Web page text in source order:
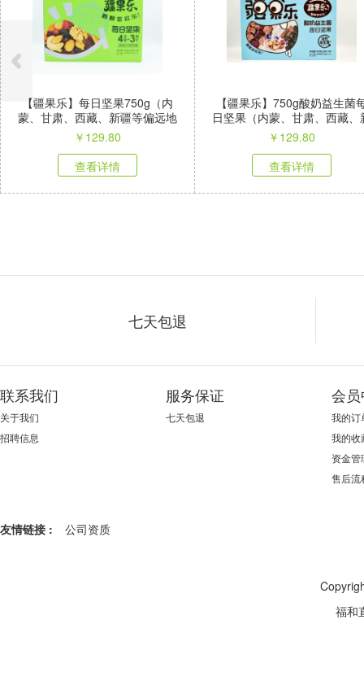
【疆果乐】每日坚果750g（内
蒙、甘肃、西藏、新疆等偏远地
区不发）
￥ 129.80
查看详情
【疆果乐】750g酸奶益生菌
日坚果（内蒙、甘肃、西藏、
疆等偏远地区不发）
￥ 129.80
查看详情
七天包退
联系我们
关于我们
招聘信息
服务保证
七天包退
会
我的订
我的收
资金管
售后流
友情链接 : 公司资质
福和